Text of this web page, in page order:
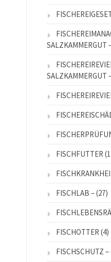
SALZKAMMERGUT
SALZKAMMERGUT
FISCHFUTTER
FISCHLAB –(27)
FISCHOTTER (4)
FISCHSCHUTZ –